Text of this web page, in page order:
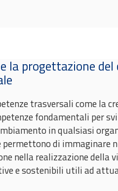
la progettazione
trasversali come la
fondamentali per
in qualsiasi
permettono di immaginare
nella realizzazione della
e sostenibili utili ad